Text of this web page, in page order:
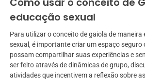
educação sexual
Para utilizar o conceito de gaiola de maneira
sexual, é importante criar um espaço seguro
possam compartilhar suas experiências e
ser feito através de dinâmicas de grupo,
atividades que incentivem a reflexão sobre